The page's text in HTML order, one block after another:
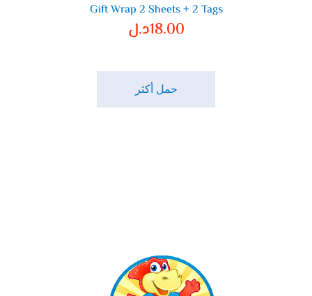
Gift Wrap 2 Sheets + 2 Tags
18.00د.ل
حمل أكثر